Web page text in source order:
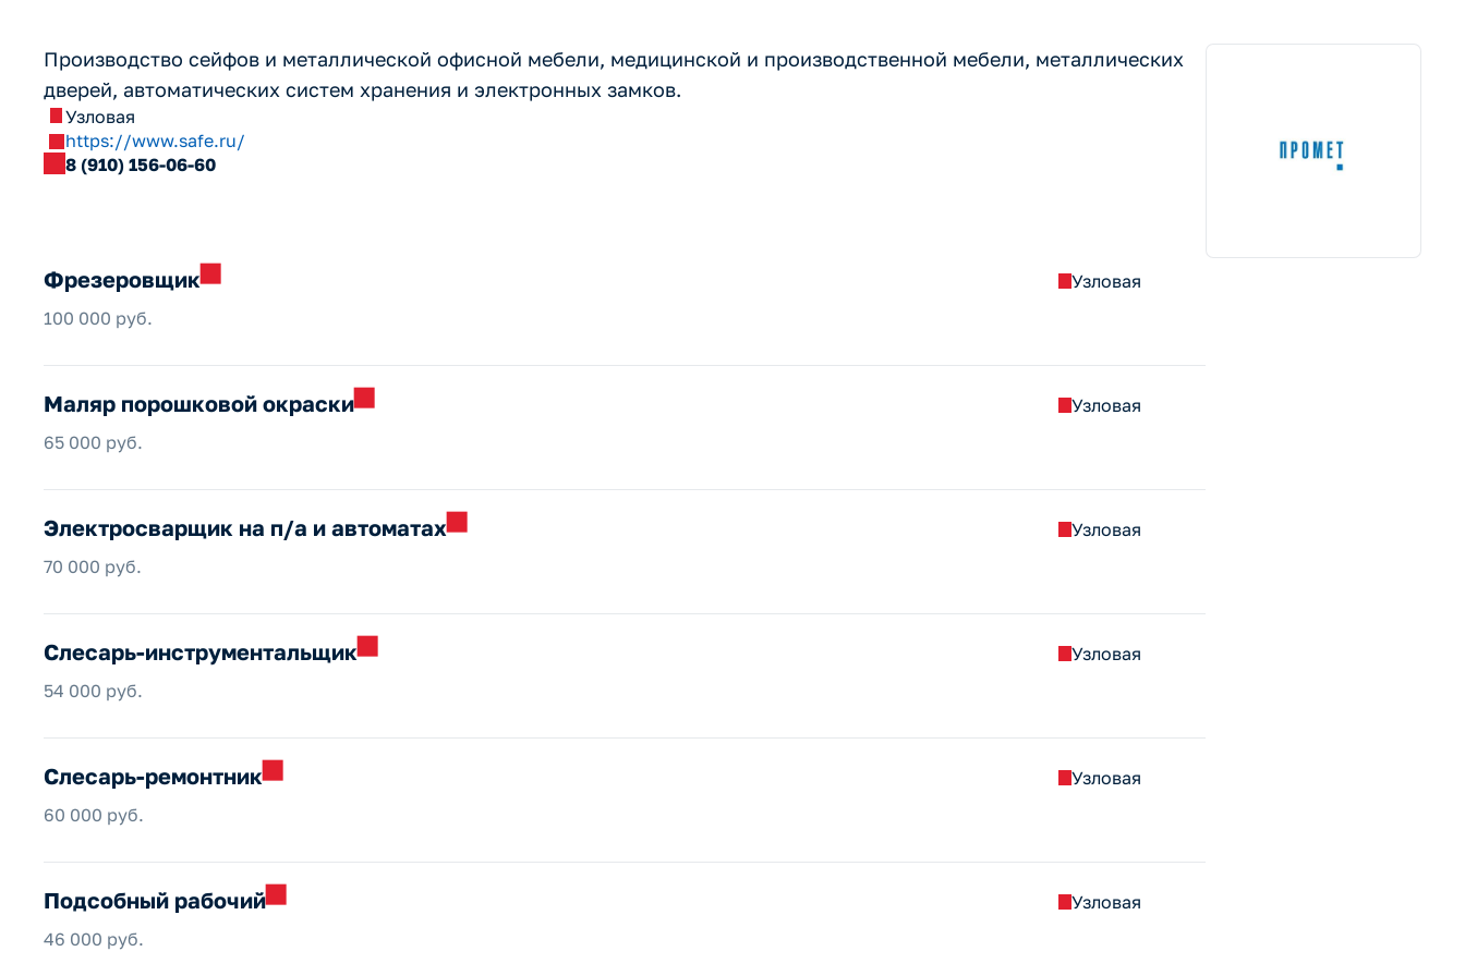
Производство сейфов и металлической офисной мебели, медицинской и производственной мебели, металлических
дверей, автоматических систем хранения и электронных замков.
Узловая
https://www.safe.ru/
8 (910) 156-06-60
Фрезеровщик
100 000 руб.
Узловая
Маляр порошковой окраски
65 000 руб.
Узловая
Электросварщик на п/а и автоматах
70 000 руб.
Узловая
Слесарь-инструментальщик
54 000 руб.
Узловая
Слесарь-ремонтник
60 000 руб.
Узловая
Подсобный рабочий
46 000 руб.
Узловая